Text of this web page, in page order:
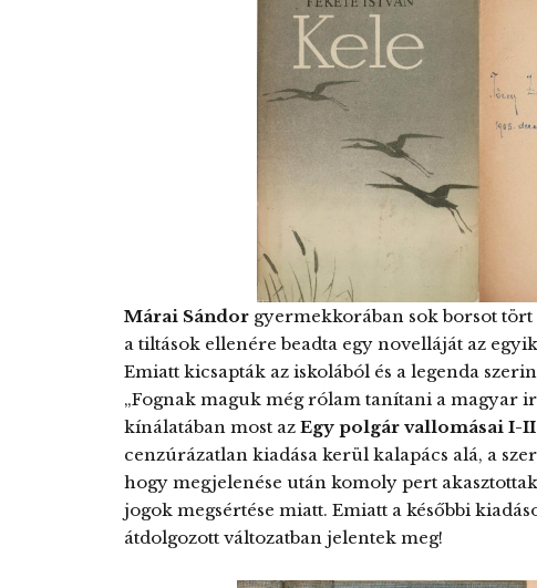
Márai Sándor gyermekkorában sok borsot
a tiltások ellenére beadta egy novelláját az
Emiatt kicsapták az iskolából és a legenda
„Fognak maguk még rólam tanítani a magyar
kínálatában most az Egy polgár vallomásai I-
cenzúrázatlan kiadása kerül kalapács alá, a
hogy megjelenése után komoly pert
jogok megsértése miatt. Emiatt a későbbi
átdolgozott változatban jelentek meg!